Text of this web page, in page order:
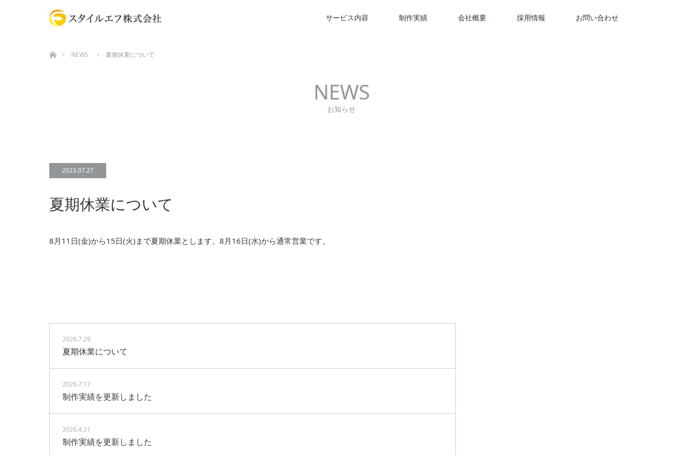
サービス内容 制作実績 会社概要 採用情報 お問い合わせ
NEWS
夏期休業について
NEWS
お知らせ
2023.07.27
夏期休業について
8月11日(金)から15日(火)まで夏期休業とします。8月16日(水)から通常営業です。
2026.7.29
夏期休業について
2026.7.17
制作実績を更新しました
2026.4.21
制作実績を更新しました